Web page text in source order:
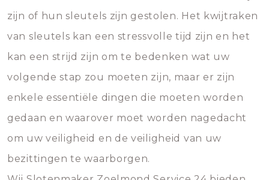
zijn of hun sleutels zijn gestolen. Het kwijtraken
van sleutels kan een stressvolle tijd zijn en het
kan een strijd zijn om te bedenken wat uw
volgende stap zou moeten zijn, maar er zijn
enkele essentiële dingen die moeten worden
gedaan en waarover moet worden nagedacht
om uw veiligheid en de veiligheid van uw
bezittingen te waarborgen.